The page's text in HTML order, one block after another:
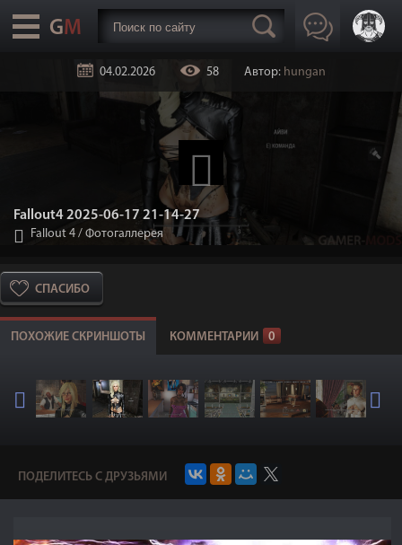
04.02.2026 58 Автор: hungan
Fallout4 2025-06-17 21-14-27
Fallout 4 / Фотогаллерея
СПАСИБО
ПОХОЖИЕ СКРИНШОТЫ КОММЕНТАРИИ 0
ПОДЕЛИТЕСЬ С ДРУЗЬЯМИ